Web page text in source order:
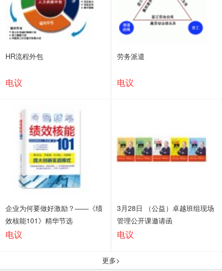
HR流程外包
电议
劳务派遣
电议
企业为何要做好激励？——《绩
效核能101》精华节选
电议
3月28日 （公益）卓越班组现场
管理公开课邀请函
电议
更多>